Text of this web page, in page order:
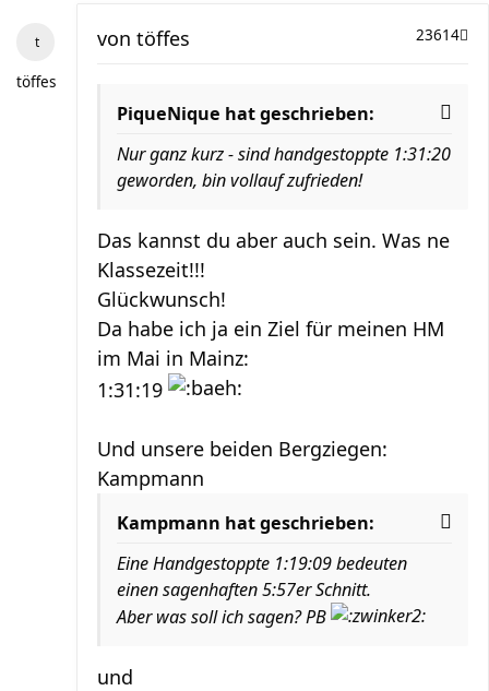
töffes
23614
von töffes
PiqueNique hat geschrieben:
Nur ganz kurz - sind handgestoppte 1:31:20
geworden, bin vollauf zufrieden!
Das kannst du aber auch sein. Was ne
Klassezeit!!!
Glückwunsch!
Da habe ich ja ein Ziel für meinen HM
im Mai in Mainz:
1:31:19
Und unsere beiden Bergziegen:
Kampmann
Kampmann hat geschrieben:
Eine Handgestoppte 1:19:09 bedeuten
einen sagenhaften 5:57er Schnitt.
Aber was soll ich sagen? PB
und